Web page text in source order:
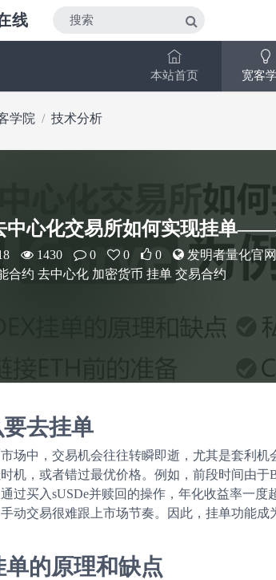
线
本站首页 宽客
学院 技术分析
中心化交易所如何实现挂单——
1430 0 0 0
发明者量化官网
合约 去中心化 加密货币 挂单 交易合约
去挂单
场中，交易机会往往转瞬即逝，尤其是套利
机，或者错过最优价格。例如，前段时间由
过买入sUSDe并赎回的操作，年化收益率一
动交易很难跟上市场节奏。因此，挂单功能
的原理和缺点